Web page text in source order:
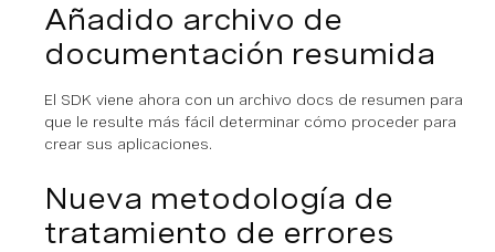
Añadido archivo de
documentación resumida
El SDK viene ahora con un archivo docs de resumen para
que le resulte más fácil determinar cómo proceder para
crear sus aplicaciones.
Nueva metodología de
tratamiento de errores